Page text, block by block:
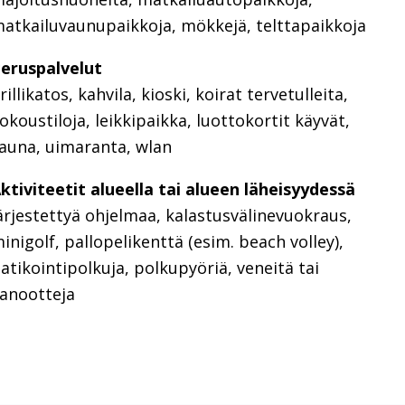
mökkejä, telttapaikkoja
kahvila, kioski, koirat tervetulleita,
leikkipaikka, luottokortit käyvät,
uimaranta, wlan
alueella tai alueen läheisyydessä
ohjelmaa, kalastusvälinevuokraus,
pallopelikenttä (esim. beach volley),
polkupyöriä, veneitä tai